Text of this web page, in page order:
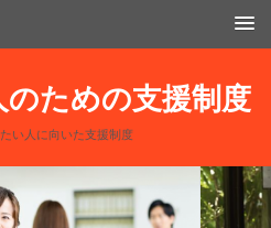
ための支援制度
い人に向いた支援制度